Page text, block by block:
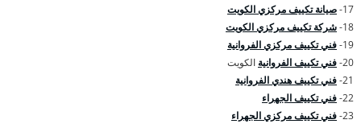
17- صيانة تكييف مركزي الكويت
18- شركة تكييف مركزي الكويت
19- فني تكييف مركزي الفروانية
20- فني تكييف الفروانية الكويت
21- فني تكييف هندي الفروانية
22- فني تكييف الجهراء
23- فني تكييف مركزي الجهراء